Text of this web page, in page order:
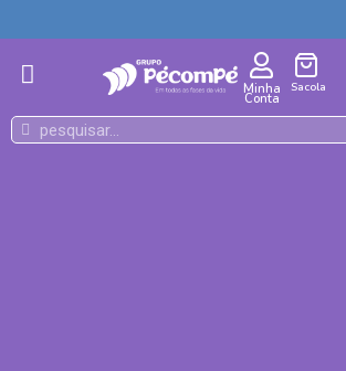
Minha
Conta
Sacola